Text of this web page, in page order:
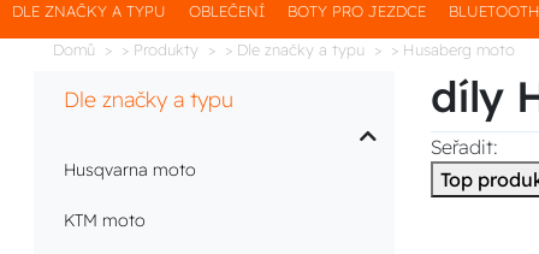
DLE ZNAČKY A TYPU OBLEČENÍ BOTY PRO JEZDCE BLUETOOTH
Domů > Produkty > Dle značky a typu > Husaberg moto
Dle značky a typu
Husqvarna moto
KTM moto
díly
Seřadit:
Top